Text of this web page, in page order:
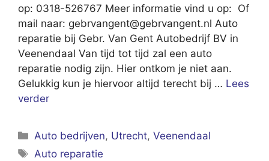
op: 0318-526767 Meer informatie vind u op: Of
mail naar: gebrvangent@gebrvangent.nl Auto
reparatie bij Gebr. Van Gent Autobedrijf BV in
Veenendaal Van tijd tot tijd zal een auto
reparatie nodig zijn. Hier ontkom je niet aan.
Gelukkig kun je hiervoor altijd terecht bij … Lees
verder
Categorieën
Auto bedrijven, Utrecht,Veenendaal
Tags
Auto reparatie